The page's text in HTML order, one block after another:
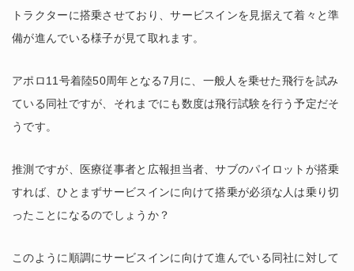
トラクターに搭乗させており、サービスインを見据えて着々と準
備が進んでいる様子が見て取れます。
アポロ11号着陸50周年となる7月に、一般人を乗せた飛行を試み
ている同社ですが、それまでにも数度は飛行試験を行う予定だそ
うです。
推測ですが、医療従事者と広報担当者、サブのパイロットが搭乗
すれば、ひとまずサービスインに向けて搭乗が必須な人は乗り切
ったことになるのでしょうか？
このように順調にサービスインに向けて進んでいる同社に対して